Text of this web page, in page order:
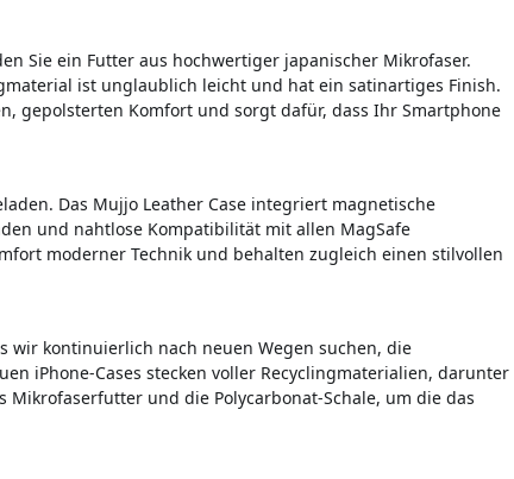
Sie ein Futter aus hochwertiger japanischer Mikrofaser.
ist unglaublich leicht und hat ein satinartiges Finish.
gepolsterten Komfort und sorgt dafür, dass Ihr Smartphone
Das Mujjo Leather Case integriert magnetische
und nahtlose Kompatibilität mit allen MagSafe
moderner Technik und behalten zugleich einen stilvollen
wir kontinuierlich nach neuen Wegen suchen, die
iPhone-Cases stecken voller Recyclingmaterialien, darunter
und die Polycarbonat-Schale, um die das